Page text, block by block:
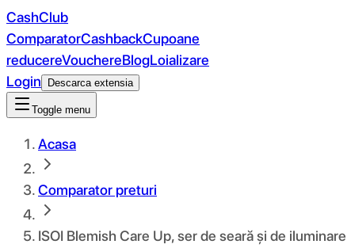
CashClub
ComparatorCashbackCupoane
reducereVouchereBlogLoializare
Login
Descarca extensia
Toggle menu
Acasa
Comparator preturi
ISOI Blemish Care Up, ser de seară și de iluminare